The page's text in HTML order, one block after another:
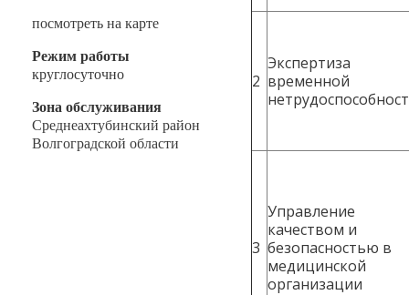
посмотреть на карте
Режим работы
круглосуточно
Зона обслуживания
Среднеахтубинский район
Волгоградской области
2
Экспертиза
временной
3
Управление
качеством и
безопасностью в
медицинской
организации